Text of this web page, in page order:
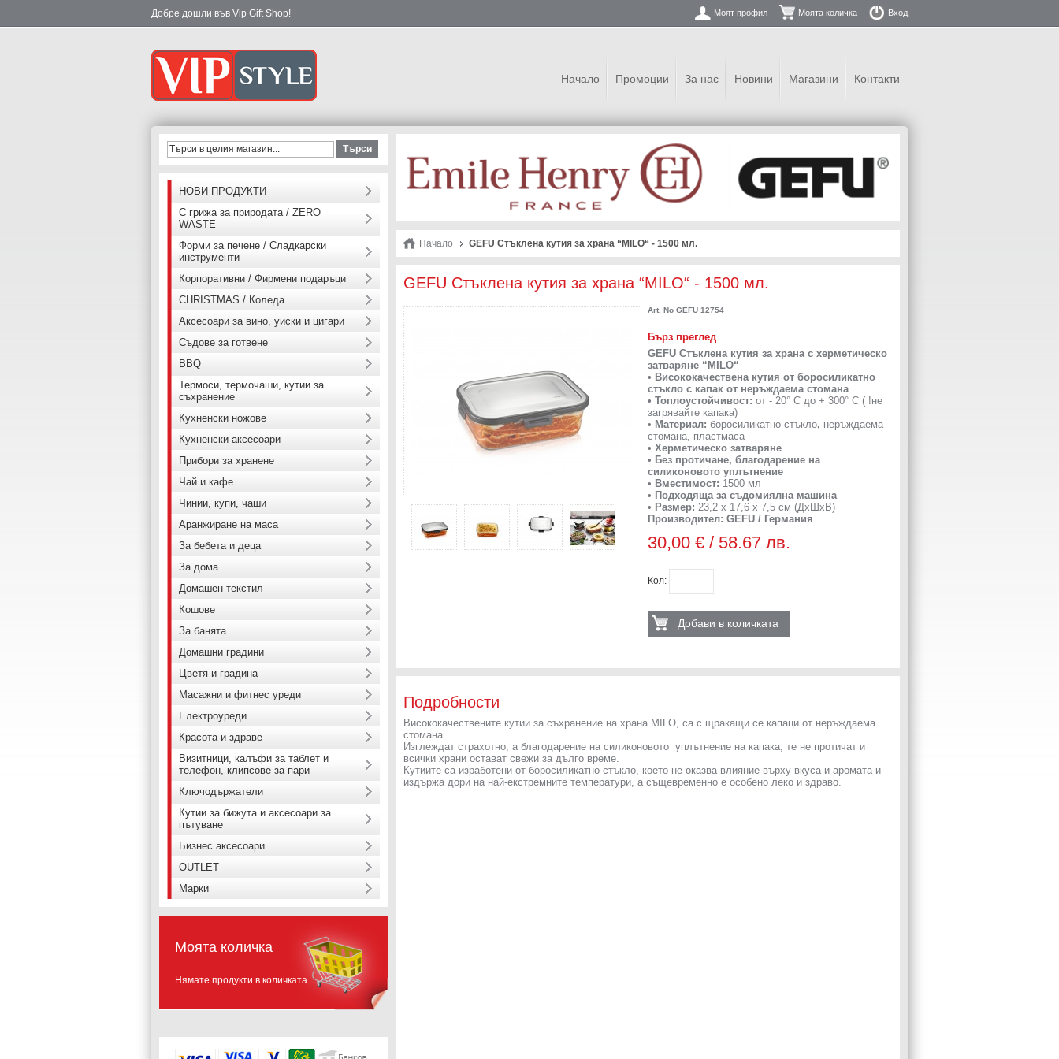
Добре дошли във Vip Gift Shop! Моят профил Моята количка Вход
Начало Промоции За нас Новини Магазини Контакти
Начало GEFU Стъклена кутия за храна “MILO“ - 1500 мл.
GEFU Стъклена кутия за храна “MILO“ - 1500 мл.
Art. No GEFU 12754
Бърз преглед
GEFU Стъклена кутия за храна с херметическо
затваряне “MILO“
• Висококачествена кутия от боросиликатно
стъкло с капак от неръждаема стомана
• Топлоустойчивост: от - 20° С до + 300° С ( !не
загрявайте капака)
• Материал: боросиликатно стъкло, неръждаема
стомана, пластмаса
• Херметическо затваряне
• Без протичане, благодарение на
силиконовото уплътнение
• Вместимост: 1500 мл
• Подходяща за съдомиялна машина
• Размер: 23,2 х 17,6 х 7,5 см (ДхШхВ)
Производител: GEFU / Германия
30,00 € / 58.67 лв.
Кол:
Добави в количката
Подробности
Висококачествените кутии за съхранение на храна MILO, са с щракащи се капаци от неръждаема
стомана.
Изглеждат страхотно, а благодарение на силиконовото уплътнение на капака, те не протичат и
всички храни остават свежи за дълго време.
Кутиите са изработени от боросиликатно стъкло, което не оказва влияние върху вкуса и аромата и
издържа дори на най-екстремните температури, а същевременно е особено леко и здраво.
Търси
НОВИ ПРОДУКТИ
С грижа за природата / ZERO
WASTE
Форми за печене / Сладкарски
инструменти
Корпоративни / Фирмени подаръци
CHRISTMAS / Коледа
Аксесоари за вино, уиски и цигари
Съдове за готвене
BBQ
Термоси, термочаши, кутии за
съхранение
Кухненски ножове
Кухненски аксесоари
Прибори за хранене
Чай и кафе
Чинии, купи, чаши
Аранжиране на маса
За бебета и деца
За дома
Домашен текстил
Кошове
За банята
Домашни градини
Цветя и градина
Масажни и фитнес уреди
Електроуреди
Красота и здраве
Визитници, калъфи за таблет и
телефон, клипсове за пари
Ключодържатели
Кутии за бижута и аксесоари за
пътуване
Бизнес аксесоари
OUTLET
Марки
Моята количка
Нямате продукти в количката.